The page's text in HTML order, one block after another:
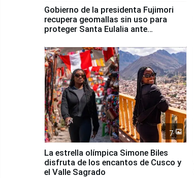
Gobierno de la presidenta Fujimori
recupera geomallas sin uso para
proteger Santa Eulalia ante
7
La estrella olímpica Simone Biles
disfruta de los encantos de Cusco y
el Valle Sagrado